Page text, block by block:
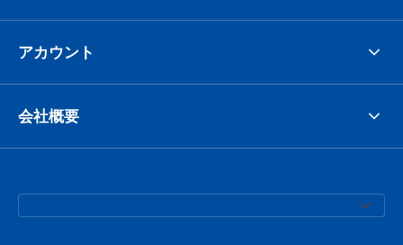
アカウント
会社概要